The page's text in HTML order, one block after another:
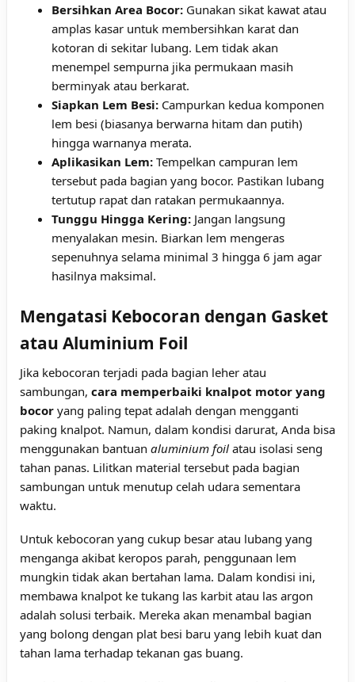
Bersihkan Area Bocor: Gunakan sikat kawat atau
amplas kasar untuk membersihkan karat dan
kotoran di sekitar lubang. Lem tidak akan
menempel sempurna jika permukaan masih
berminyak atau berkarat.
Siapkan Lem Besi: Campurkan kedua komponen
lem besi (biasanya berwarna hitam dan putih)
hingga warnanya merata.
Aplikasikan Lem: Tempelkan campuran lem
tersebut pada bagian yang bocor. Pastikan lubang
tertutup rapat dan ratakan permukaannya.
Tunggu Hingga Kering: Jangan langsung
menyalakan mesin. Biarkan lem mengeras
sepenuhnya selama minimal 3 hingga 6 jam agar
hasilnya maksimal.
Mengatasi Kebocoran dengan Gasket
atau Aluminium Foil
Jika kebocoran terjadi pada bagian leher atau
sambungan, cara memperbaiki knalpot motor yang
bocor yang paling tepat adalah dengan mengganti
paking knalpot. Namun, dalam kondisi darurat, Anda bisa
menggunakan bantuan aluminium foil atau isolasi seng
tahan panas. Lilitkan material tersebut pada bagian
sambungan untuk menutup celah udara sementara
waktu.
Untuk kebocoran yang cukup besar atau lubang yang
menganga akibat keropos parah, penggunaan lem
mungkin tidak akan bertahan lama. Dalam kondisi ini,
membawa knalpot ke tukang las karbit atau las argon
adalah solusi terbaik. Mereka akan menambal bagian
yang bolong dengan plat besi baru yang lebih kuat dan
tahan lama terhadap tekanan gas buang.